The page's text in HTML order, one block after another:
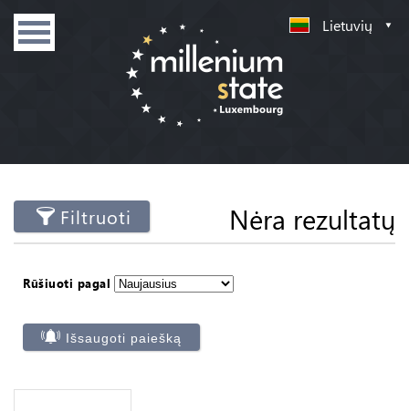
Lietuvių
Filtruoti Nėra rezultatų
Rūšiuoti pagal
Išsaugoti paiešką